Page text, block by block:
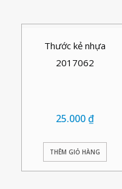
Thước kẻ nhựa
2017062
25.000₫
THÊM GIỎ HÀNG